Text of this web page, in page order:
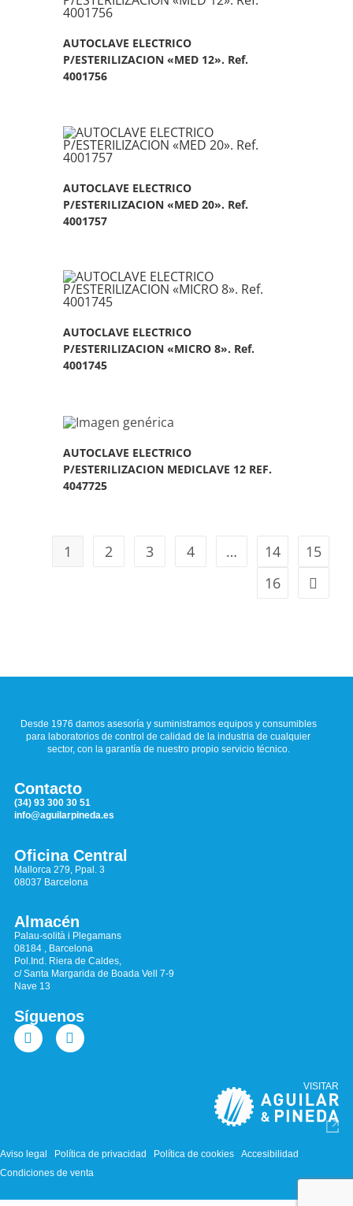
AUTOCLAVE ELECTRICO
P/ESTERILIZACION «MED 12». Ref.
4001756
AUTOCLAVE ELECTRICO
P/ESTERILIZACION «MED 20». Ref.
4001757
AUTOCLAVE ELECTRICO
P/ESTERILIZACION «MICRO 8». Ref.
4001745
AUTOCLAVE ELECTRICO
P/ESTERILIZACION MEDICLAVE 12 REF.
4047725
1 2 3 4 … 14
15
16
Desde 1976 damos asesoría y suministramos equipos y consumibles
para laboratorios de control de calidad de la industria de cualquier
sector, con la garantía de nuestro propio servicio técnico.
Contacto
(34) 93 300 30 51
info@aguilarpineda.es
Oficina Central
Mallorca 279, Ppal. 3
08037 Barcelona
Almacén
Palau-solità i Plegamans
08184 , Barcelona
Pol.Ind. Riera de Caldes,
c/ Santa Margarida de Boada Vell 7-9
Nave 13
Síguenos
VISITAR
Aviso legal Política de privacidad Política de cookies
Accesibilidad
Condiciones de venta